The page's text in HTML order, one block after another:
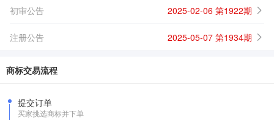
初审公告 2025-02-06 第1922期
注册公告 2025-05-07 第1934期
商标交易流程
提交订单
买家挑选商标并下单